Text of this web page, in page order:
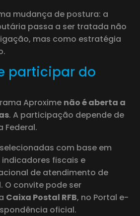
mudança de postura: a
passa a ser tratada não
mas como estratégia
participar do
Aproxime não é aberta a
. A participação depende de
Federal.
com base em
fiscais e
de atendimento de
O convite pode ser
Caixa Postal RFB, no Portal e-
oficial.